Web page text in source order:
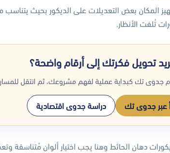
المكان بعض التعديلات على الديكور بحيث
تُلفت الأنظار.
تحويل فكرتك إلى أرقام واضحة؟
جدوى تك كبداية عملية لفهم مشروعك، ثم انتقل
عبر جدوى تك دراسة جدوى اقتصادية
دهان الحائط وهنا يجب اختيار ألوان مُتناسقة